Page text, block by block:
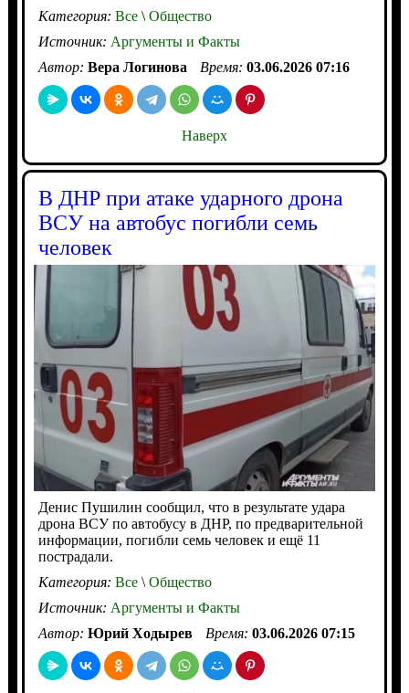
Категория: Все\Общество
Источник: Аргументы и Факты
Автор: Вера Логинова Время: 03.06.2026 07:16
Наверх
В ДНР при атаке ударного дрона
ВСУ на автобус погибли семь
человек
Денис Пушилин сообщил, что в результате удара
дрона ВСУ по автобусу в ДНР, по предварительной
информации, погибли семь человек и ещё 11
пострадали.
Категория: Все\Общество
Источник: Аргументы и Факты
Автор: Юрий Ходырев Время: 03.06.2026 07:15